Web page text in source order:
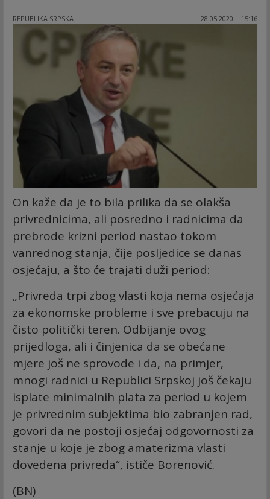
REPUBLIKA SRPSKA 28.05.2020 | 15:16
On kaže da je to bila prilika da se olakša
privrednicima, ali posredno i radnicima da
prebrode krizni period nastao tokom
vanrednog stanja, čije posljedice se danas
osjećaju, a što će trajati duži period:
„Privreda trpi zbog vlasti koja nema osjećaja
za ekonomske probleme i sve prebacuju na
čisto politički teren. Odbijanje ovog
prijedloga, ali i činjenica da se obećane
mjere još ne sprovode i da, na primjer,
mnogi radnici u Republici Srpskoj još čekaju
isplate minimalnih plata za period u kojem
je privrednim subjektima bio zabranjen rad,
govori da ne postoji osjećaj odgovornosti za
stanje u koje je zbog amaterizma vlasti
dovedena privreda“, ističe Borenović.
(BN)